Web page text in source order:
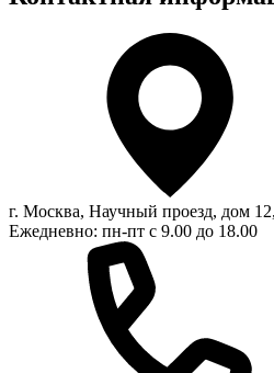
г. Москва, Научный проезд, дом
Ежедневно: пн-пт с 9.00 до 18.00